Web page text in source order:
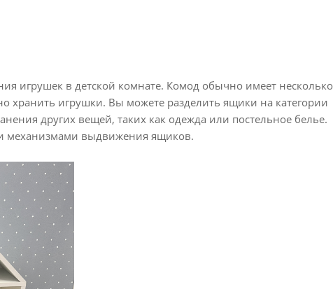
игрушек в детской комнате. Комод обычно имеет несколько
игрушки. Вы можете разделить ящики на категории
других вещей, таких как одежда или постельное белье.
механизмами выдвижения ящиков.